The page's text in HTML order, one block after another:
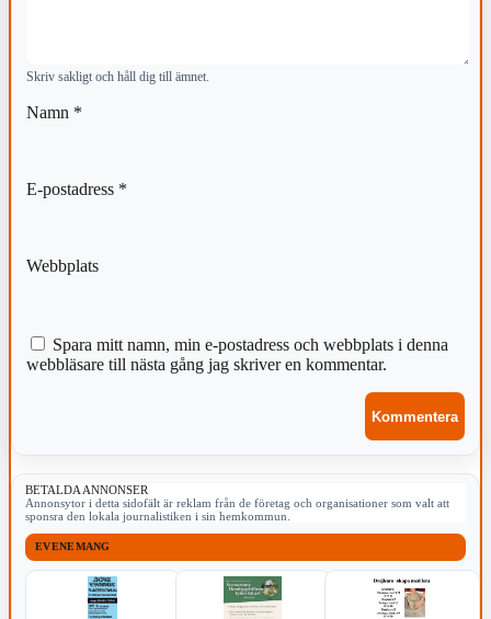
Skriv sakligt och håll dig till ämnet.
Namn *
E-postadress *
Webbplats
Spara mitt namn, min e-postadress och webbplats i denna
webbläsare till nästa gång jag skriver en kommentar.
BETALDA ANNONSER
Annonsytor i detta sidofält är reklam från de företag och organisationer som valt att
sponsra den lokala journalistiken i sin hemkommun.
EVENEMANG